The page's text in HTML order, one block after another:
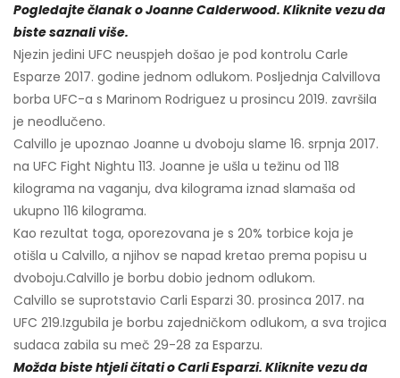
Pogledajte članak o Joanne Calderwood. Kliknite vezu da
biste saznali više.
Njezin jedini UFC neuspjeh došao je pod kontrolu Carle
Esparze 2017. godine jednom odlukom. Posljednja Calvillova
borba UFC-a s Marinom Rodriguez u prosincu 2019. završila
je neodlučeno.
Calvillo je upoznao Joanne u dvoboju slame 16. srpnja 2017.
na UFC Fight Nightu 113. Joanne je ušla u težinu od 118
kilograma na vaganju, dva kilograma iznad slamaša od
ukupno 116 kilograma.
Kao rezultat toga, oporezovana je s 20% torbice koja je
otišla u Calvillo, a njihov se napad kretao prema popisu u
dvoboju.Calvillo je borbu dobio jednom odlukom.
Calvillo se suprotstavio Carli Esparzi 30. prosinca 2017. na
UFC 219.Izgubila je borbu zajedničkom odlukom, a sva trojica
sudaca zabila su meč 29-28 za Esparzu.
Možda biste htjeli čitati o Carli Esparzi. Kliknite vezu da